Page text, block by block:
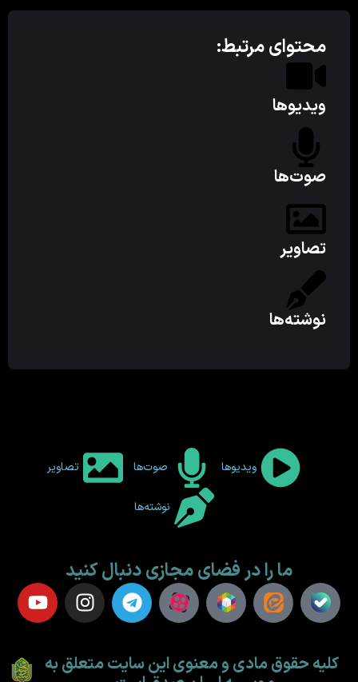
محتوای مرتبط:
ویدیوها
صوت‌ها
تصاویر
نوشته‌ها
ویدیوها صوت‌ها تصاویر
نوشته‌ها
ما را در فضای مجازی دنبال کنید
کلیه حقوق مادی و معنوی این سایت متعلق به